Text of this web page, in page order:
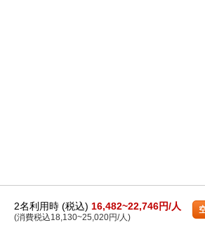
2名利用時 (税込) 16,482~22,746円/人
(消費税込18,130~25,020円/人)